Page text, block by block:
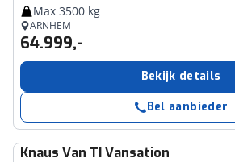
Max 3500 kg
ARNHEM
64.999,-
Bekijk details
Bel aanbieder
Knaus Van TI Vansation